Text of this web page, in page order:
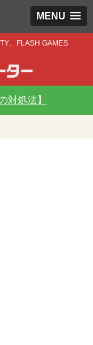
MENU
、FLASH GAMES
対処法】